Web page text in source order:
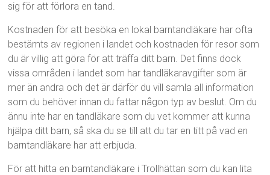
sig för att förlora en tand.
Kostnaden för att besöka en lokal barntandläkare har ofta
bestämts av regionen i landet och kostnaden för resor som
du är villig att göra för att träffa ditt barn. Det finns dock
vissa områden i landet som har tandläkaravgifter som är
mer än andra och det är därför du vill samla all information
som du behöver innan du fattar någon typ av beslut. Om du
ännu inte har en tandläkare som du vet kommer att kunna
hjälpa ditt barn, så ska du se till att du tar en titt på vad en
barntandläkare har att erbjuda.
För att hitta en barntandläkare i Trollhättan som du kan lita